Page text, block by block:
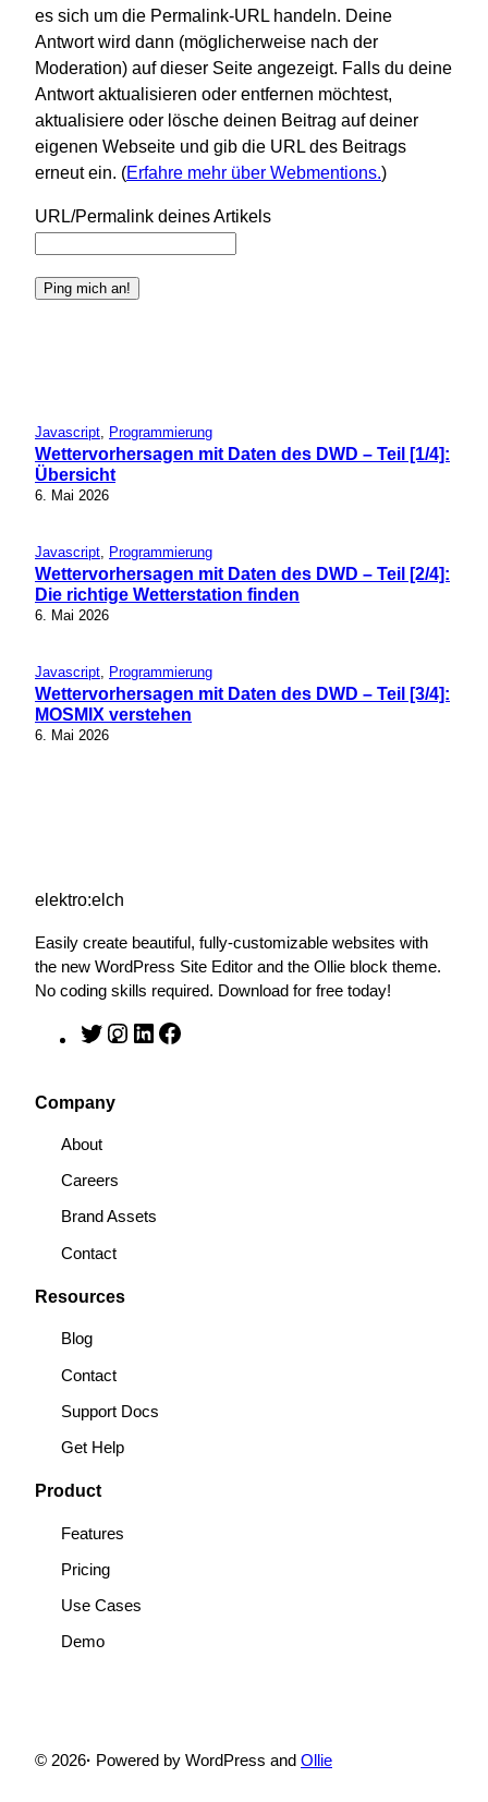
es sich um die Permalink-URL handeln. Deine
Antwort wird dann (möglicherweise nach der
Moderation) auf dieser Seite angezeigt. Falls du deine
Antwort aktualisieren oder entfernen möchtest,
aktualisiere oder lösche deinen Beitrag auf deiner
eigenen Webseite und gib die URL des Beitrags
erneut ein. (Erfahre mehr über Webmentions.)
URL/Permalink deines Artikels
Javascript Programmierung
Wettervorhersagen mit Daten des DWD – Teil [1/4]:
Übersicht
6. Mai 2026
Javascript Programmierung
Wettervorhersagen mit Daten des DWD – Teil [2/4]:
Die richtige Wetterstation finden
6. Mai 2026
Javascript Programmierung
Wettervorhersagen mit Daten des DWD – Teil [3/4]:
MOSMIX verstehen
6. Mai 2026
elektro:elch
Easily create beautiful, fully-customizable websites with
the new WordPress Site Editor and the Ollie block theme.
No coding skills required. Download for free today!
T
t
r
a
L
Company
About
Careers
Brand Assets
Contact
Resources
Blog
Contact
Support Docs
Get Help
Product
Features
Pricing
Use Cases
Demo
© 2026· Powered by WordPress and Ollie